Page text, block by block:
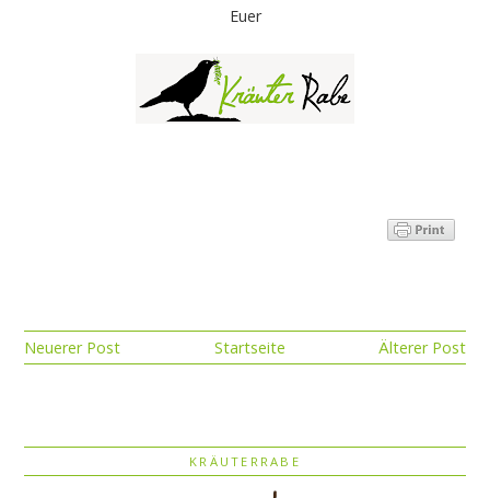
Euer
Neuerer Post Älterer Post
Startseite
KRÄUTERRABE